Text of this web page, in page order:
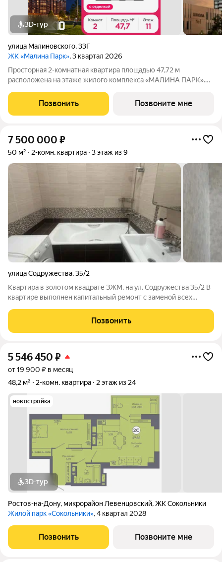
3D-тур
улица Малиновского,33Г
ЖК «Малина Парк», 3 квартал 2026
Просторная 2-комнатная квартира площадью 47,72 м
расположена на этаже жилого комплекса «МАЛИНА ПАРК».
удобства готовки. Светлые жилые комнаты общей площадью
м создают уютную атмосферу для отдыха и
Позвонить Позвоните мне
7 500 000 ₽
50 м² 2-комн. квартира 3 этаж из 9
улица Содружества,35/2
Квартира в золотом квадрате ЗЖМ, на ул. Содружества 35/2 В
квартире выполнен капитальный ремонт с заменой всех
тонах. Установлены новые м/пл окна, двери сплит системы,
стиральная машина, в санузлах
Позвонить
5 546 450 ₽
от 19 900 ₽ в месяц
48,2 м²
2-комн. квартира 2 этаж из 24
новостройка
3D-тур
Ростов-на-Дону, микрорайон Левенцовский,ЖК Сокольники
Жилой парк «Сокольники», 4 квартал 2028
Позвонить Позвоните мне